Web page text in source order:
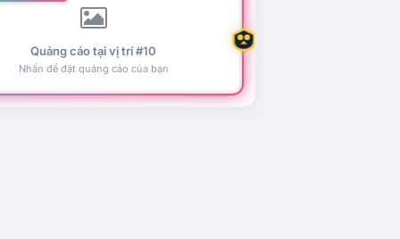
Quảng cáo tại vị trí #10
Nhấn để đặt quảng cáo của bạn